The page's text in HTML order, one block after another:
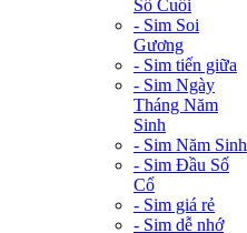
Số Cuối
- Sim Soi
Gương
- Sim tiến giữa
- Sim Ngày
Tháng Năm
Sinh
- Sim Năm Sinh
- Sim Đầu Số
Cổ
- Sim giá rẻ
- Sim dễ nhớ